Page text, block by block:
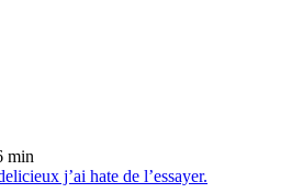
min
j’ai hate de l’essayer.